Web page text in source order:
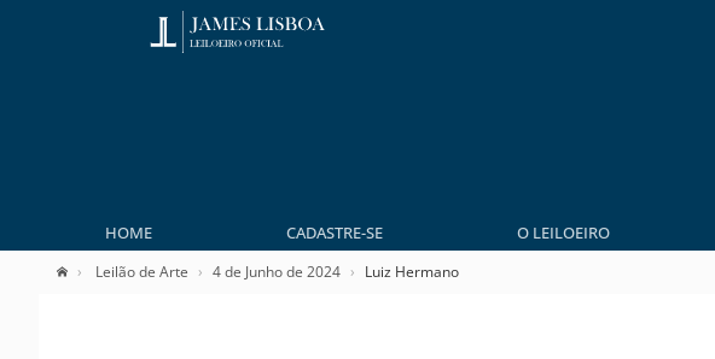
HOME CADASTRE-SE O LEILOEIRO
Leilão de Arte 4 de Junho de 2024 Luiz Hermano